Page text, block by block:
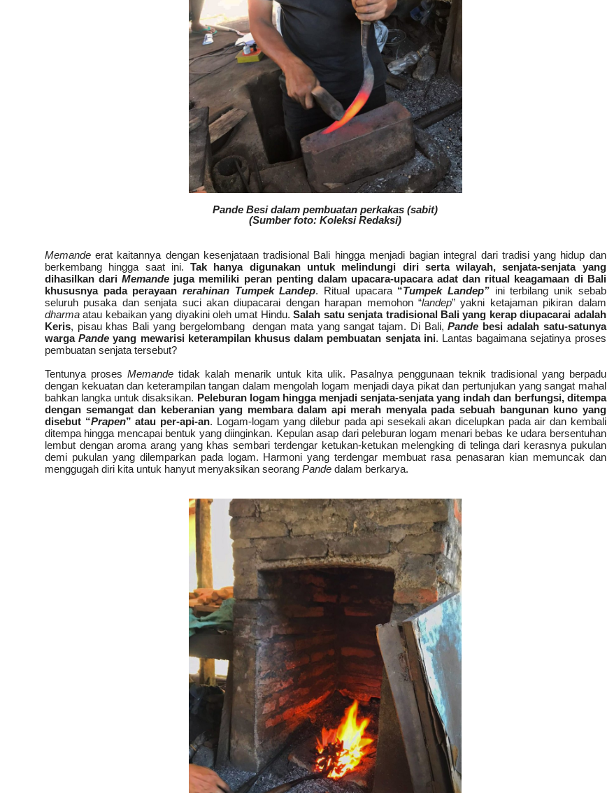
Pande Besi dalam pembuatan perkakas (sabit)
(Sumber foto: Koleksi Redaksi)
Memande erat kaitannya dengan kesenjataan tradisional Bali hingga menjadi bagian integral dari tradisi yang hidup dan
berkembang hingga saat ini.Tak hanya digunakan untuk melindungi diri serta wilayah, senjata-senjata yang
dihasilkan dariMemande juga memiliki peran penting dalam upacara-upacara adat dan ritual keagamaan di Bali
khususnya pada perayaan rerahinan Tumpek Landep. Ritual upacara “Tumpek Landep” ini terbilang unik sebab
seluruh pusaka dan senjata suci akan diupacarai dengan harapan memohon “landep” yakni ketajaman pikiran dalam
dharma atau kebaikan yang diyakini oleh umat Hindu.Salah satu senjata tradisional Bali yang kerap diupacarai adalah
Keris, pisau khas Bali yang bergelombang dengan mata yang sangat tajam. Di Bali,Pande besi adalah satu-satunya
wargaPande yang mewarisi keterampilan khusus dalam pembuatan senjata ini. Lantas bagaimana sejatinya proses
pembuatan senjata tersebut?
Tentunya proses Memandetidak kalah menarik untuk kita ulik. Pasalnya penggunaan teknik tradisional yang berpadu
dengan kekuatan dan keterampilan tangan dalam mengolah logam menjadi daya pikat dan pertunjukan yang sangat mahal
bahkan langka untuk disaksikan. Peleburan logam hingga menjadi senjata-senjata yang indah dan berfungsi, ditempa
dengan semangat dan keberanian yang membara dalam api merah menyala pada sebuah bangunan kuno yang
disebut “Prapen” atau per-api-an. Logam-logam yang dilebur pada api sesekali akan dicelupkan pada air dan kembali
ditempa hingga mencapai bentuk yang diinginkan. Kepulan asap dari peleburan logam menari bebas ke udara bersentuhan
lembut dengan aroma arang yang khas sembari terdengar ketukan-ketukan melengking di telinga dari kerasnya pukulan
demi pukulan yang dilemparkan pada logam. Harmoni yang terdengar membuat rasa penasaran kian memuncak dan
menggugah diri kita untuk hanyut menyaksikan seorang Pande dalam berkarya.